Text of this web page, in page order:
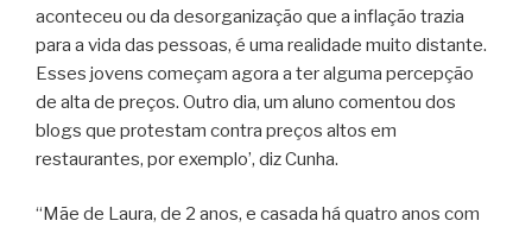
aconteceu ou da desorganização que a inflação trazia
para a vida das pessoas, é uma realidade muito distante.
Esses jovens começam agora a ter alguma percepção
de alta de preços. Outro dia, um aluno comentou dos
blogs que protestam contra preços altos em
restaurantes, por exemplo’, diz Cunha.
“Mãe de Laura, de 2 anos, e casada há quatro anos com